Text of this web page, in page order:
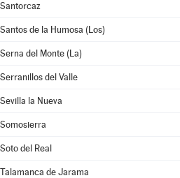
Santorcaz
Santos de la Humosa (Los)
Serna del Monte (La)
Serranillos del Valle
Sevilla la Nueva
Somosierra
Soto del Real
Talamanca de Jarama